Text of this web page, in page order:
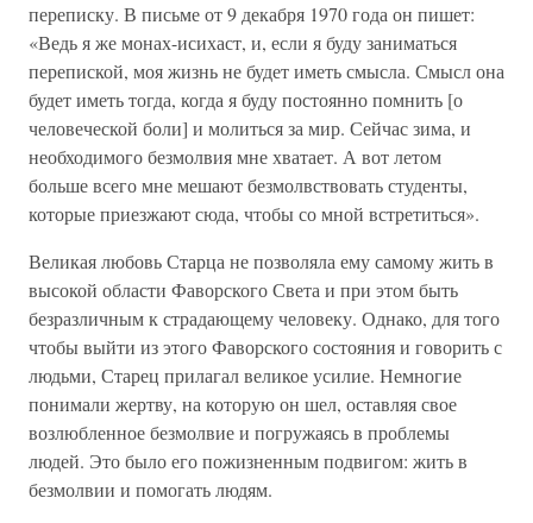
переписку. В письме от 9 декабря 1970 года он пишет:
«Ведь я же монах-исихаст, и, если я буду заниматься
перепиской, моя жизнь не будет иметь смысла. Смысл она
будет иметь тогда, когда я буду постоянно помнить [о
человеческой боли] и молиться за мир. Сейчас зима, и
необходимого безмолвия мне хватает. А вот летом
больше всего мне мешают безмолвствовать студенты,
которые приезжают сюда, чтобы со мной встретиться».
Великая любовь Старца не позволяла ему самому жить в
высокой области Фаворского Света и при этом быть
безразличным к страдающему человеку. Однако, для того
чтобы выйти из этого Фаворского состояния и говорить с
людьми, Старец прилагал великое усилие. Немногие
понимали жертву, на которую он шел, оставляя свое
возлюбленное безмолвие и погружаясь в проблемы
людей. Это было его пожизненным подвигом: жить в
безмолвии и помогать людям.